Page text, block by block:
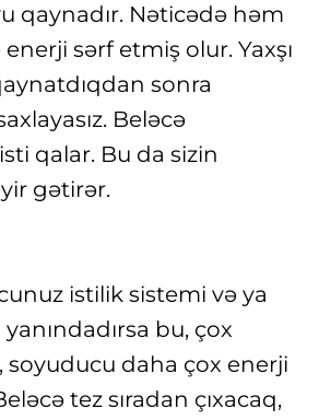
qaynadır. Nəticədə həm
sərf etmiş olur. Yaxşı
sonra
Beləcə
qalar. Bu da sizin
gətirər.
istilik sistemi və ya
bu, çox
soyuducu daha çox enerji
tez sıradan çıxacaq,